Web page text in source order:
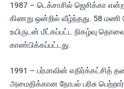
1987 – டெக்சாசில் ஜெசிக்கா
கிணறு ஒன்றில் வீழ்ந்தது. 58 மணி
உயிருடன் மீட்கப்பட்ட நிகழ்வு
காண்பிக்கப்பட்டது.
1991 – பர்மாவின் எதிர்க்கட்சித்
அமைதிக்கான நோபல் பரிசு